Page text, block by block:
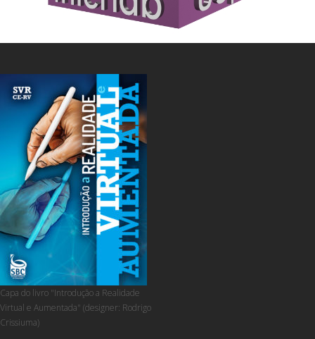
Capa do livro "Introdução a Realidade
Virtual e Aumentada" (designer: Rodrigo
Crissiuma)